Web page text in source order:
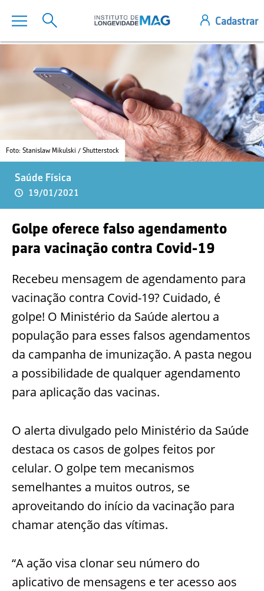
Foto: Stanislaw Mikulski / Shutterstock
Saúde Física
19/01/2021
Golpe oferece falso agendamento
para vacinação contra Covid-19
Recebeu mensagem de agendamento para
vacinação contra Covid-19? Cuidado, é
golpe! O Ministério da Saúde alertou a
população para esses falsos agendamentos
da campanha de imunização. A pasta negou
a possibilidade de qualquer agendamento
para aplicação das vacinas.
O alerta divulgado pelo Ministério da Saúde
destaca os casos de golpes feitos por
celular. O golpe tem mecanismos
semelhantes a muitos outros, se
aproveitando do início da vacinação para
chamar atenção das vítimas.
“A ação visa clonar seu número do
aplicativo de mensagens e ter acesso aos